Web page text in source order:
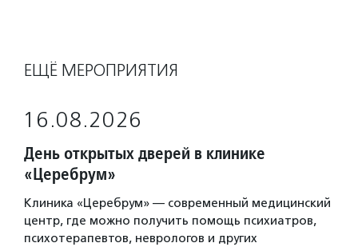
ЕЩЁ МЕРОПРИЯТИЯ
16.08.2026
День открытых дверей в клинике
«Церебрум»
Клиника «Церебрум» — современный медицинский
центр, где можно получить помощь психиатров,
психотерапевтов, неврологов и других